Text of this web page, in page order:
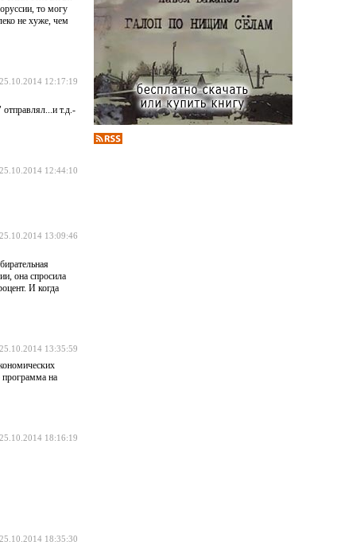
то могу
не хуже, чем
25.10.2014 12:17:19
т.д.-
25.10.2014 12:44:10
25.10.2014 13:09:46
она спросила
И когда
25.10.2014 13:35:59
на
25.10.2014 18:16:19
25.10.2014 18:35:30